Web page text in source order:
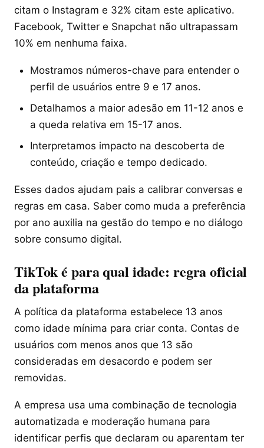
citam o Instagram e 32% citam este aplicativo.
Facebook, Twitter e Snapchat não ultrapassam
10% em nenhuma faixa.
Mostramos números-chave para entender o
perfil de usuários entre 9 e 17 anos.
Detalhamos a maior adesão em 11-12 anos e
a queda relativa em 15-17 anos.
Interpretamos impacto na descoberta de
conteúdo, criação e tempo dedicado.
Esses dados ajudam pais a calibrar conversas e
regras em casa. Saber como muda a preferência
por ano auxilia na gestão do tempo e no diálogo
sobre consumo digital.
TikTok é para qual idade: regra oficial
da plataforma
A política da plataforma estabelece 13 anos
como idade mínima para criar conta. Contas de
usuários com menos anos que 13 são
consideradas em desacordo e podem ser
removidas.
A empresa usa uma combinação de tecnologia
automatizada e moderação humana para
identificar perfis que declaram ou aparentam ter